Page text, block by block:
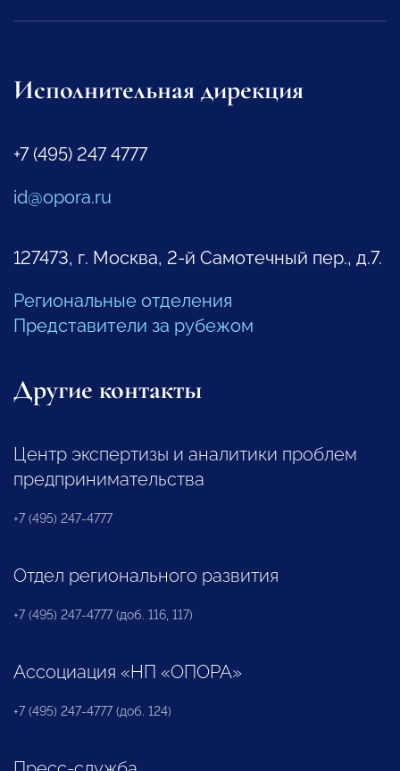
Исполнительная дирекция
+7 (495) 247 4777
id@opora.ru
127473, г. Москва, 2-й Самотечный пер., д.7.
Региональные отделения
Представители за рубежом
Другие контакты
Центр экспертизы и аналитики проблем
предпринимательства
+7 (495) 247-4777
Отдел регионального развития
+7 (495) 247-4777 (доб. 116, 117)
Ассоциация «НП «ОПОРА»
+7 (495) 247-4777 (доб. 124)